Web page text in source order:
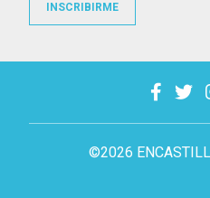
©2026
INSCRIBIRME